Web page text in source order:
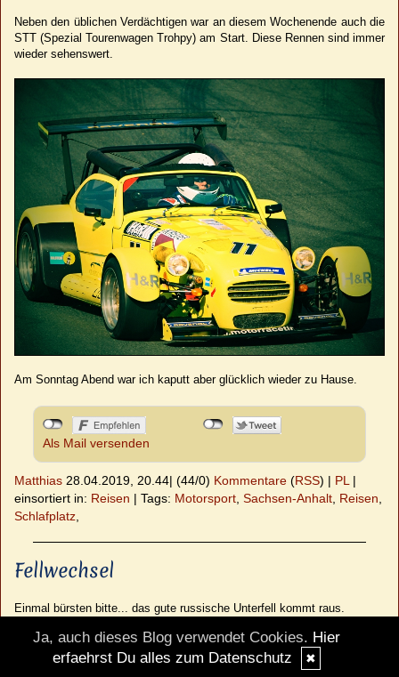
Neben den üblichen Verdächtigen war an diesem Wochenende auch die
STT (Spezial Tourenwagen Trohpy) am Start. Diese Rennen sind immer
wieder sehenswert.
Am Sonntag Abend war ich kaputt aber glücklich wieder zu Hause.
Als Mail versenden
Matthias 28.04.2019, 20.44| (44/0) Kommentare (RSS) | PL |
einsortiert in: Reisen | Tags: Motorsport Sachsen-Anhalt Reisen
Schlafplatz
Fellwechsel
Einmal bürsten bitte... das gute russische Unterfell kommt raus.
Ja, auch dieses Blog verwendet Cookies. Hier
erfaehrst Du alles zum Datenschutz
✖